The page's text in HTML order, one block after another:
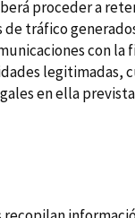
proceder a
tráfico
con la
legitimadas,
en ella